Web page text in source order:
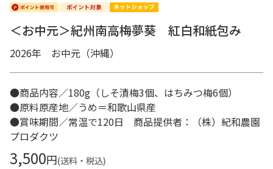
＜お中元＞紀州南高梅夢葵 紅白和紙包み
2026年 お中元（沖縄）
●商品内容／180g（しそ漬梅3個、はちみつ梅6個）
●原料原産地／うめ＝和歌山県産
●賞味期間／常温で120日 商品提供者：（株）紀和農園
プロダクツ
3,500円(送料・税込)